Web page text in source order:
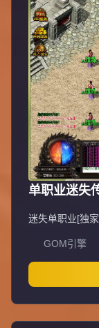
单职业迷失
迷失单职业[独
一分钱即可畅
封挂稳定长期
库。抵制不良
骗上当，适度
受健康生活。
GOM引擎